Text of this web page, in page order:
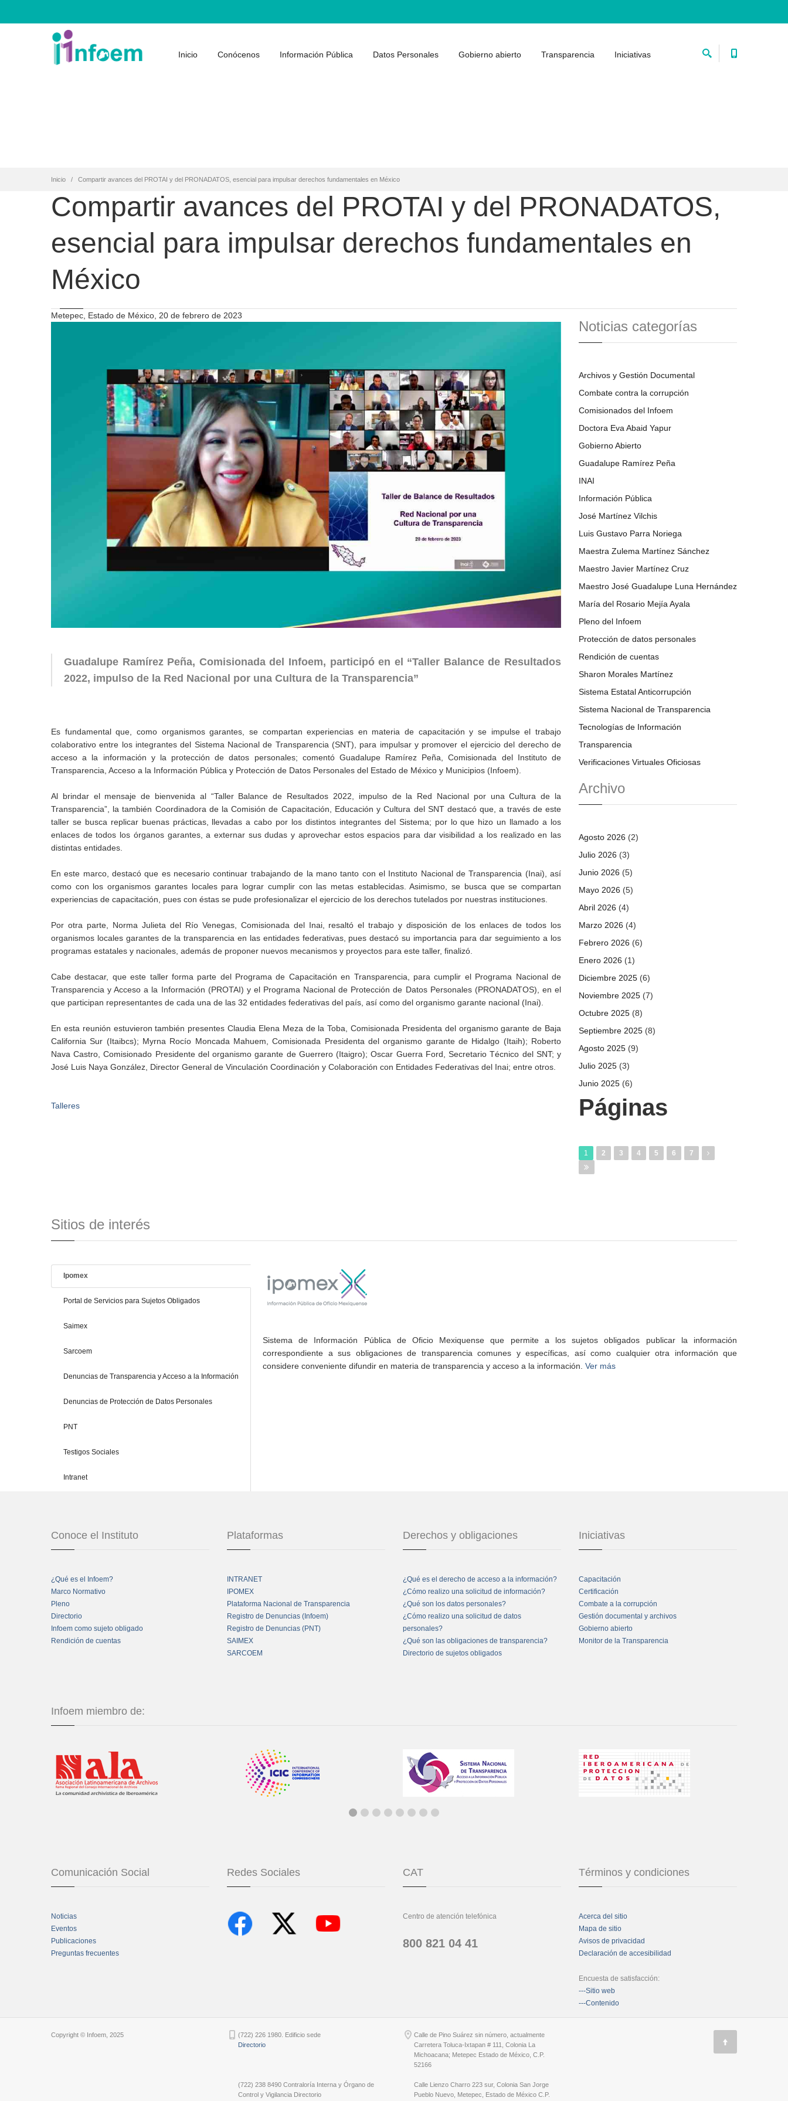
Inicio Conócenos Información Pública Datos Personales Gobierno abierto Transparencia Iniciativas
Inicio Compartir avances del PROTAI y del PRONADATOS, esencial para impulsar derechos fundamentales en México
Compartir avances del PROTAI y del PRONADATOS,
esencial para impulsar derechos fundamentales en
México
Metepec, Estado de México, 20 de febrero de 2023
Guadalupe Ramírez Peña, Comisionada del Infoem, participó en el “Taller Balance de Resultados
2022, impulso de la Red Nacional por una Cultura de la Transparencia”
Es fundamental que, como organismos garantes, se compartan experiencias en materia de capacitación y se impulse el trabajo
colaborativo entre los integrantes del Sistema Nacional de Transparencia (SNT), para impulsar y promover el ejercicio del derecho de
acceso a la información y la protección de datos personales; comentó Guadalupe Ramírez Peña, Comisionada del Instituto de
Transparencia, Acceso a la Información Pública y Protección de Datos Personales del Estado de México y Municipios (Infoem).
Al brindar el mensaje de bienvenida al “Taller Balance de Resultados 2022, impulso de la Red Nacional por una Cultura de la
Transparencia”, la también Coordinadora de la Comisión de Capacitación, Educación y Cultura del SNT destacó que, a través de este
taller se busca replicar buenas prácticas, llevadas a cabo por los distintos integrantes del Sistema; por lo que hizo un llamado a los
enlaces de todos los órganos garantes, a externar sus dudas y aprovechar estos espacios para dar visibilidad a los realizado en las
distintas entidades.
En este marco, destacó que es necesario continuar trabajando de la mano tanto con el Instituto Nacional de Transparencia (Inai), así
como con los organismos garantes locales para lograr cumplir con las metas establecidas. Asimismo, se busca que se compartan
experiencias de capacitación, pues con éstas se pude profesionalizar el ejercicio de los derechos tutelados por nuestras instituciones.
Por otra parte, Norma Julieta del Río Venegas, Comisionada del Inai, resaltó el trabajo y disposición de los enlaces de todos los
organismos locales garantes de la transparencia en las entidades federativas, pues destacó su importancia para dar seguimiento a los
programas estatales y nacionales, además de proponer nuevos mecanismos y proyectos para este taller, finalizó.
Cabe destacar, que este taller forma parte del Programa de Capacitación en Transparencia, para cumplir el Programa Nacional de
Transparencia y Acceso a la Información (PROTAI) y el Programa Nacional de Protección de Datos Personales (PRONADATOS), en el
que participan representantes de cada una de las 32 entidades federativas del país, así como del organismo garante nacional (Inai).
En esta reunión estuvieron también presentes Claudia Elena Meza de la Toba, Comisionada Presidenta del organismo garante de Baja
California Sur (Itaibcs); Myrna Rocío Moncada Mahuem, Comisionada Presidenta del organismo garante de Hidalgo (Itaih); Roberto
Nava Castro, Comisionado Presidente del organismo garante de Guerrero (Itaigro); Oscar Guerra Ford, Secretario Técnico del SNT; y
José Luis Naya González, Director General de Vinculación Coordinación y Colaboración con Entidades Federativas del Inai; entre otros.
Talleres
Noticias categorías
Archivos y Gestión Documental
Combate contra la corrupción
Comisionados del Infoem
Doctora Eva Abaid Yapur
Gobierno Abierto
Guadalupe Ramírez Peña
INAI
Información Pública
José Martínez Vilchis
Luis Gustavo Parra Noriega
Maestra Zulema Martínez Sánchez
Maestro Javier Martínez Cruz
Maestro José Guadalupe Luna Hernández
María del Rosario Mejía Ayala
Pleno del Infoem
Protección de datos personales
Rendición de cuentas
Sharon Morales Martínez
Sistema Estatal Anticorrupción
Sistema Nacional de Transparencia
Tecnologías de Información
Transparencia
Verificaciones Virtuales Oficiosas
Archivo
Agosto 2026 (2)
Julio 2026 (3)
Junio 2026 (5)
Mayo 2026 (5)
Abril 2026 (4)
Marzo 2026 (4)
Febrero 2026 (6)
Enero 2026 (1)
Diciembre 2025 (6)
Noviembre 2025 (7)
Octubre 2025 (8)
Septiembre 2025 (8)
Agosto 2025 (9)
Julio 2025 (3)
Junio 2025 (6)
Páginas
1 2 3 4 5 6 7
Sitios de interés
Ipomex
Portal de Servicios para Sujetos Obligados
Saimex
Sarcoem
Denuncias de Transparencia y Acceso a la Información
Denuncias de Protección de Datos Personales
PNT
Testigos Sociales
Intranet
Sistema de Información Pública de Oficio Mexiquense que permite a los sujetos obligados publicar la información
correspondiente a sus obligaciones de transparencia comunes y específicas, así como cualquier otra información que
considere conveniente difundir en materia de transparencia y acceso a la información. Ver más
Conoce el Instituto
¿Qué es el Infoem?
Marco Normativo
Pleno
Directorio
Infoem como sujeto obligado
Rendición de cuentas
Plataformas
INTRANET
IPOMEX
Plataforma Nacional de Transparencia
Registro de Denuncias (Infoem)
Registro de Denuncias (PNT)
SAIMEX
SARCOEM
Derechos y obligaciones
¿Qué es el derecho de acceso a la información?
¿Cómo realizo una solicitud de información?
¿Qué son los datos personales?
¿Cómo realizo una solicitud de datos
personales?
¿Qué son las obligaciones de transparencia?
Directorio de sujetos obligados
Iniciativas
Capacitación
Certificación
Combate a la corrupción
Gestión documental y archivos
Gobierno abierto
Monitor de la Transparencia
Infoem miembro de:
Comunicación Social
Noticias
Eventos
Publicaciones
Preguntas frecuentes
Redes Sociales CAT
Centro de atención telefónica
800 821 04 41
Términos y condiciones
Acerca del sitio
Mapa de sitio
Avisos de privacidad
Declaración de accesibilidad
Encuesta de satisfacción:
---Sitio web
---Contenido
Copyright © Infoem, 2025
(722) 226 1980. Edificio sede
Directorio
(722) 238 8490 Contraloría Interna y Órgano de
Control y Vigilancia Directorio
Calle de Pino Suárez sin número, actualmente
Carretera Toluca-Ixtapan # 111, Colonia La
Michoacana; Metepec Estado de México, C.P.
52166
Calle Lienzo Charro 223 sur, Colonia San Jorge
Pueblo Nuevo, Metepec, Estado de México C.P.